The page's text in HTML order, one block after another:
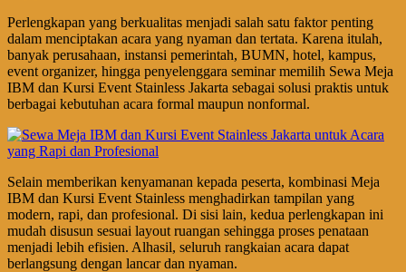
Perlengkapan yang berkualitas menjadi salah satu faktor penting
dalam menciptakan acara yang nyaman dan tertata. Karena itulah,
banyak perusahaan, instansi pemerintah, BUMN, hotel, kampus,
event organizer, hingga penyelenggara seminar memilih Sewa Meja
IBM dan Kursi Event Stainless Jakarta sebagai solusi praktis untuk
berbagai kebutuhan acara formal maupun nonformal.
Selain memberikan kenyamanan kepada peserta, kombinasi Meja
IBM dan Kursi Event Stainless menghadirkan tampilan yang
modern, rapi, dan profesional. Di sisi lain, kedua perlengkapan ini
mudah disusun sesuai layout ruangan sehingga proses penataan
menjadi lebih efisien. Alhasil, seluruh rangkaian acara dapat
berlangsung dengan lancar dan nyaman.